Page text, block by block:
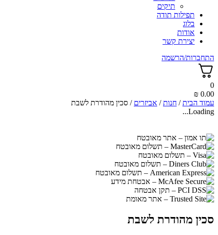
תיקים
תפילות תודה
בלוג
אודות
יצירת קשר
התחברות/הרשמה
0
0.00
₪
עמוד הבית/ חנות/ אביזרים / סכין מהודרת לשבת
Loading...
סכין מהודרת לשבת